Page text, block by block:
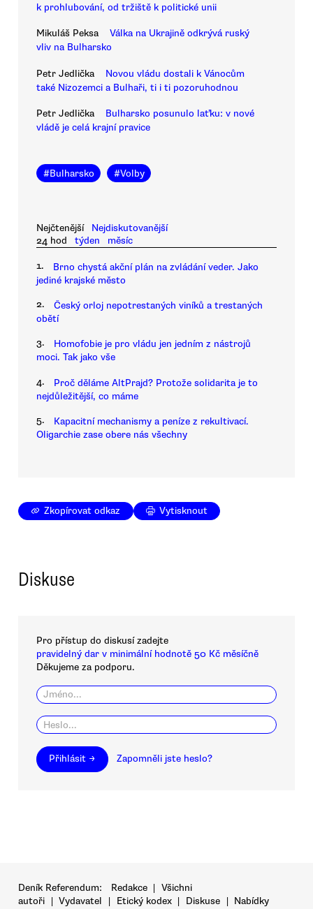
k prohlubování, od tržiště k politické unii
Mikuláš Peksa
Válka na Ukrajině odkrývá ruský
vliv na Bulharsko
Petr Jedlička
Novou vládu dostali k Vánocům
také Nizozemci a Bulhaři, ti i ti pozoruhodnou
Petr Jedlička
Bulharsko posunulo laťku: v nové
vládě je celá krajní pravice
#Bulharsko #Volby
Nejčtenější
Nejdiskutovanější
24 hod
týden měsíc
1.
Brno chystá akční plán na zvládání veder. Jako
jediné krajské město
2.
Český orloj nepotrestaných viníků a trestaných
obětí
3.
Homofobie je pro vládu jen jedním z nástrojů
moci. Tak jako vše
4.
Proč děláme AltPrajd? Protože solidarita je to
nejdůležitější, co máme
5.
Kapacitní mechanismy a peníze z rekultivací.
Oligarchie zase obere nás všechny
Zkopírovat odkaz Vytisknout
Diskuse
Pro přístup do diskusí zadejte
pravidelný dar v minimální hodnotě 50 Kč měsíčně
Děkujeme za podporu.
Přihlásit → Zapomněli jste heslo?
Deník Referendum: Redakce | Všichni
autoři | Vydavatel | Etický kodex | Diskuse | Nabídky